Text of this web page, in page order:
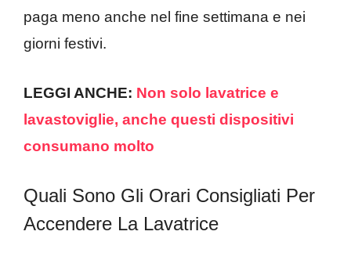
paga meno anche nel fine settimana e nei
giorni festivi.
LEGGI ANCHE: Non solo lavatrice e
lavastoviglie, anche questi dispositivi
consumano molto
Quali Sono Gli Orari Consigliati Per
Accendere La Lavatrice